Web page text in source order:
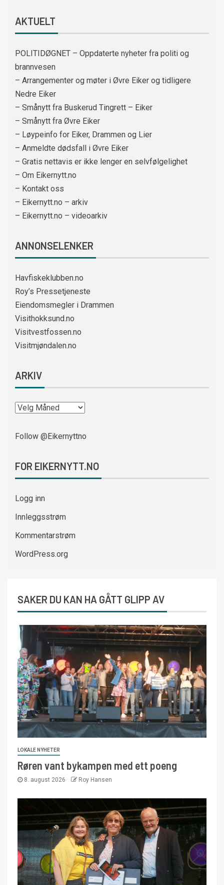
AKTUELT
POLITIDØGNET – Oppdaterte nyheter fra politi og
brannvesen
– Arrangementer og møter i Øvre Eiker og tidligere
Nedre Eiker
– Smånytt fra Buskerud Tingrett – Eiker
– Smånytt fra Øvre Eiker
– Løypeinfo for Eiker, Drammen og Lier
– Anmeldte dødsfall i Øvre Eiker
– Gratis nettavis er ikke lenger en selvfølgelighet
– Om Eikernytt.no
– Kontakt oss
– Eikernytt.no – arkiv
– Eikernytt.no – videoarkiv
ANNONSELENKER
Havfiskeklubben.no
Roy’s Pressetjeneste
Eiendomsmegler i Drammen
Visithokksund.no
Visitvestfossen.no
Visitmjøndalen.no
ARKIV
Follow @Eikernyttno
FOR EIKERNYTT.NO
Logg inn
Innleggsstrøm
Kommentarstrøm
WordPress.org
SAKER DU KAN HA GÅTT GLIPP AV
LOKALE NYHETER
Røren vant bykampen med ett poeng
8. august 2026 Roy Hansen